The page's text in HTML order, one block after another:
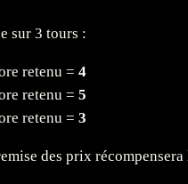
sur 3 tours :
retenu = 4
retenu = 5
retenu = 3
des prix